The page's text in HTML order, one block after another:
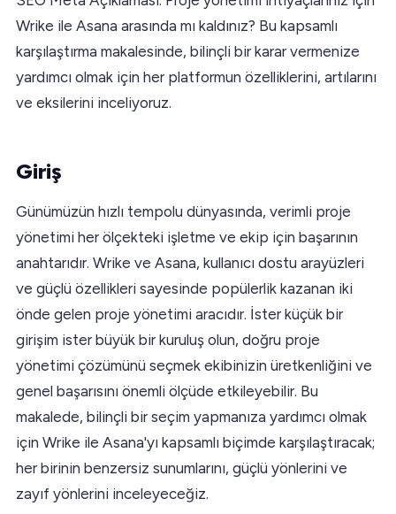
Wrike ile Asana arasında mı kaldınız? Bu kapsamlı
karşılaştırma makalesinde, bilinçli bir karar vermenize
yardımcı olmak için her platformun özelliklerini, artılarını
ve eksilerini inceliyoruz.
Giriş
Günümüzün hızlı tempolu dünyasında, verimli proje
yönetimi her ölçekteki işletme ve ekip için başarının
anahtarıdır. Wrike ve Asana, kullanıcı dostu arayüzleri
ve güçlü özellikleri sayesinde popülerlik kazanan iki
önde gelen proje yönetimi aracıdır. İster küçük bir
girişim ister büyük bir kuruluş olun, doğru proje
yönetimi çözümünü seçmek ekibinizin üretkenliğini ve
genel başarısını önemli ölçüde etkileyebilir. Bu
makalede, bilinçli bir seçim yapmanıza yardımcı olmak
için Wrike ile Asana'yı kapsamlı biçimde karşılaştıracak;
her birinin benzersiz sunumlarını, güçlü yönlerini ve
zayıf yönlerini inceleyeceğiz.